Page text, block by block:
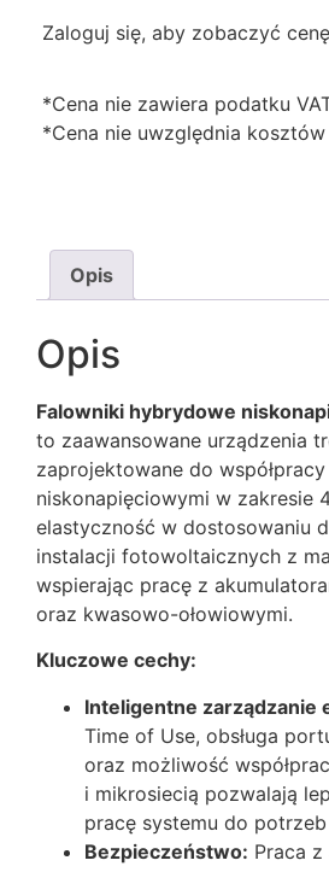
Zaloguj się, aby zobaczyć
*Cena nie zawiera podatku
*Cena nie uwzględnia
Opis
Opis
Falowniki hybrydowe
to zaawansowane urządzenia
zaprojektowane do
niskonapięciowymi w zakresie
elastyczność w dostosowaniu
instalacji fotowoltaicznych z
wspierając pracę z
oraz kwasowo-ołowiowymi.
Kluczowe cechy:
Inteligentne zarządzanie
Time of Use, obsługa
oraz możliwość
i mikrosiecią pozwalają
pracę systemu do
Bezpieczeństwo: Praca